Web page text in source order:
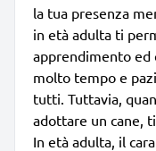
la tua presenza
in età adulta ti
apprendimento ed
molto tempo e
tutti. Tuttavia,
adottare un cane,
In età adulta, il